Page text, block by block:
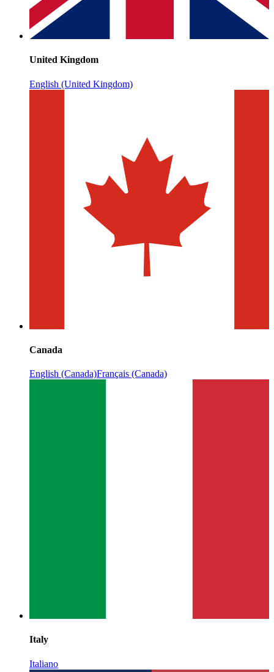
United Kingdom
English (United Kingdom)
Canada
English (Canada)Français (Canada)
Italy
Italiano